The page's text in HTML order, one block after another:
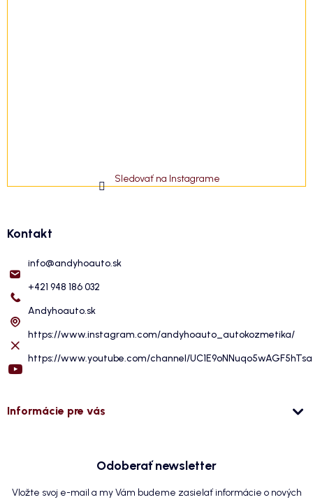
Sledovať na Instagrame
Kontakt
info@andyhoauto.sk
+421 948 186 032
Andyhoauto.sk
https://www.instagram.com/andyhoauto_autokozmetika/
https://www.youtube.com/channel/
Informácie pre vás
Odoberať newsletter
Vložte svoj e-mail a my Vám budeme zasielať informácie o nových